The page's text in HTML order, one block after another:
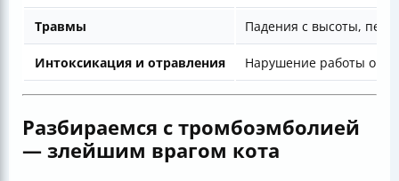
Травмы Падения с высоты,
Интоксикация и отравления Нарушение работы
Разбираемся с тромбоэмболией
— злейшим врагом кота